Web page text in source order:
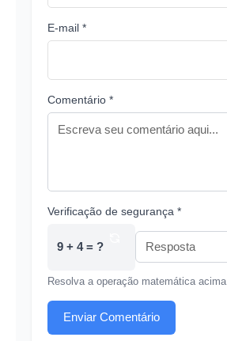
E-mail *
Comentário *
Verificação de segurança *
9 + 4 = ?
Resolva a operação matemática acima
Enviar Comentário